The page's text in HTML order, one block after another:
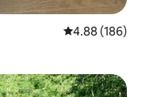
平均评分 4.88
4.88 (186)